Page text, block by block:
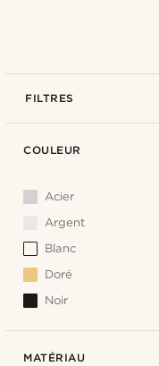
FILTRES
COULEUR
Acier
Argent
Blanc
Doré
Noir
MATÉRIAU